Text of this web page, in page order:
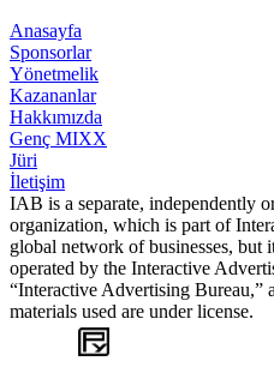
Anasayfa
Sponsorlar
Yönetmelik
Kazananlar
Hakkımızda
Genç MIXX
Jüri
İletişim
IAB is a separate, independently
organization, which is part of
global network of businesses, but
operated by the Interactive
“Interactive Advertising Bureau,”
materials used are under license.